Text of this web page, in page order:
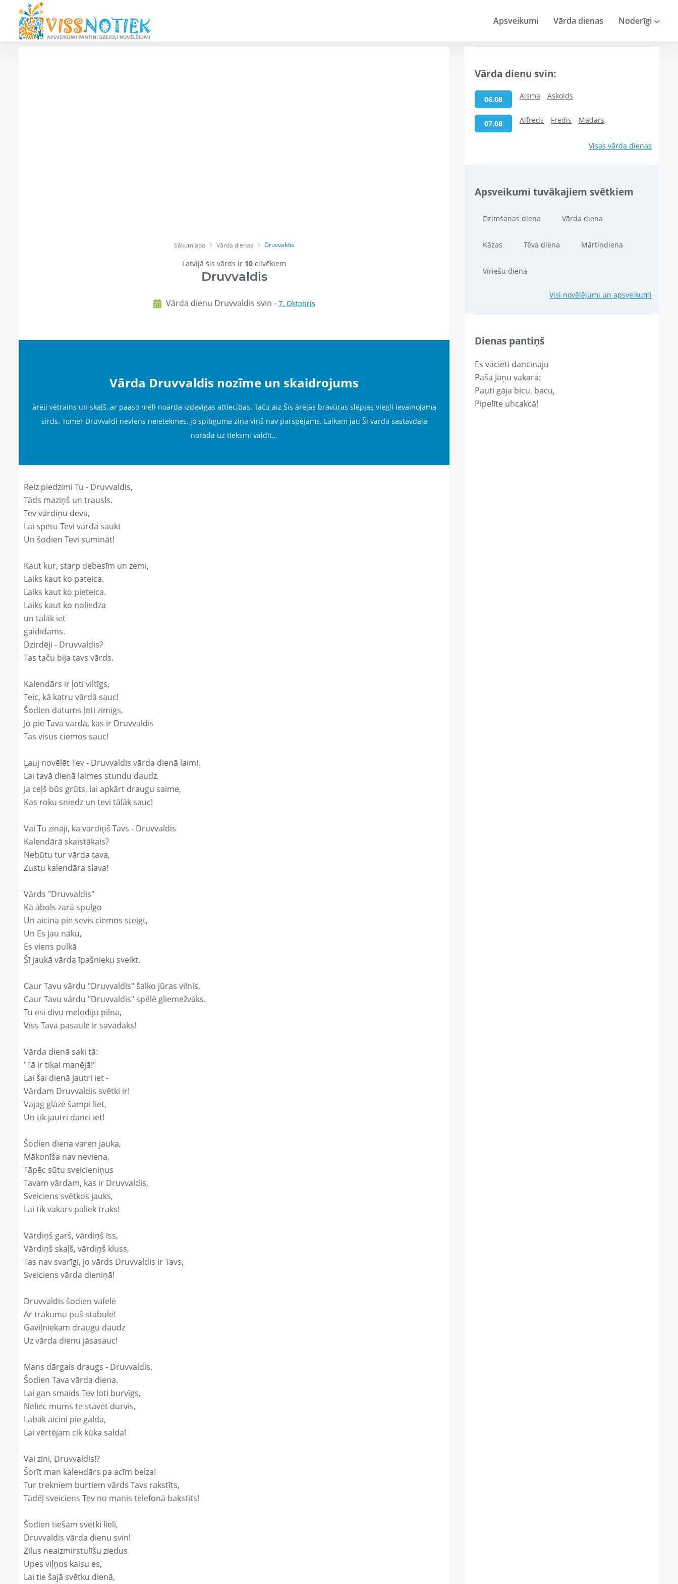
Apsveikumi Vārda dienas Noderīgi
Sākumlapa Vārda dienas Druvvaldis
Latvijā šis vārds ir 10 cilvēkiem
Druvvaldis
Vārda dienu Druvvaldis svin - 7. Oktobris
Vārda Druvvaldis nozīme un skaidrojums
ārēji vētrains un skaļš, ar paaso mēli noārda izdevīgas attiecības. Taču aiz Šīs ārējās bravūras slēpjas viegli ievainojama
sirds. Tomēr Druvvaldi neviens neietekmēs, jo spītīguma ziņā viņš nav pārspējams. Laikam jau Šī vārda sastāvdaļa
norāda uz tieksmi valdīt…
Reiz piedzimi Tu - Druvvaldis,
Tāds maziņš un trausls.
Tev vārdiņu deva,
Lai spētu Tevi vārdā saukt
Un šodien Tevi sumināt!
Kaut kur, starp debesīm un zemi,
Laiks kaut ko pateica.
Laiks kaut ko pieteica.
Laiks kaut ko noliedza
un tālāk iet
gaidīdams.
Dzirdēji - Druvvaldis?
Tas taču bija tavs vārds.
Kalendārs ir ļoti viltīgs,
Teic, kā katru vārdā sauc!
Šodien datums ļoti zīmīgs,
Jo pie Tava vārda, kas ir Druvvaldis
Tas visus ciemos sauc!
Ļauj novēlēt Tev - Druvvaldis vārda dienā laimi,
Lai tavā dienā laimes stundu daudz.
Ja ceļš būs grūts, lai apkārt draugu saime,
Kas roku sniedz un tevi tālāk sauc!
Vai Tu zināji, ka vārdiņš Tavs - Druvvaldis
Kalendārā skaistākais?
Nebūtu tur vārda tava,
Zustu kalendāra slava!
Vārds "Druvvaldis"
Kā ābols zarā spulgo
Un aicina pie sevis ciemos steigt,
Un Es jau nāku,
Es viens pulkā
Šī jaukā vārda īpašnieku sveikt.
Caur Tavu vārdu "Druvvaldis" šalko jūras vilnis,
Caur Tavu vārdu "Druvvaldis" spēlē gliemežvāks.
Tu esi divu melodiju pilna,
Viss Tavā pasaulē ir savādāks!
Vārda dienā saki tā:
"Tā ir tikai manējā!"
Lai šai dienā jautri iet -
Vārdam Druvvaldis svētki ir!
Vajag glāzē šampi liet,
Un tik jautri dancī iet!
Šodien diena varen jauka,
Mākonīša nav neviena,
Tāpēc sūtu sveicieniņus
Tavam vārdam, kas ir Druvvaldis,
Sveiciens svētkos jauks,
Lai tik vakars paliek traks!
Vārdiņš garš, vārdiņš īss,
Vārdiņš skaļš, vārdiņš kluss,
Tas nav svarīgi, jo vārds Druvvaldis ir Tavs,
Sveiciens vārda dieniņā!
Druvvaldis šodien vafelē
Ar trakumu pūš stabulē!
Gaviļniekam draugu daudz
Uz vārda dienu jāsasauc!
Mans dārgais draugs - Druvvaldis,
Šodien Tava vārda diena.
Lai gan smaids Tev ļoti burvīgs,
Neliec mums te stāvēt durvīs,
Labāk aicini pie galda,
Lai vērtējam cik kūka salda!
Vai zini, Druvvaldis!?
Šorīt man kaleнdārs pa acīm belza!
Tur trekniem burtiem vārds Tavs rakstīts,
Tādēļ sveiciens Tev no manis telefonā bakstīts!
Šodien tiešām svētki lieli,
Druvvaldis vārda dienu svin!
Zilus neaizmirstulīšu ziedus
Upes viļņos kaisu es,
Lai tie šajā svētku dienā,
Vārda dienu svin:
06.08 Aisma Askolds
07.08 Alfrēds Fredis Madars
Visas vārda dienas
Apsveikumi tuvākajiem svētkiem
Dzimšanas diena Vārda diena
Kāzas Tēva diena Mārtiņdiena
Vīriešu diena
Visi novēlējumi un apsveikumi
Dienas pantiņš
Es vācieti dancināju
Pašā Jāņu vakarā:
Pauti gāja bicu, bacu,
Pipelīte uhcakcā!